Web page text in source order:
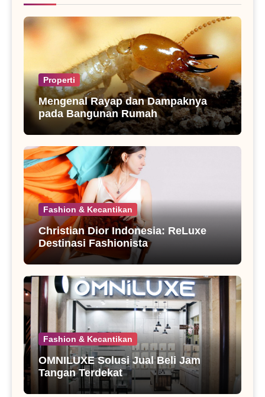
Properti
Mengenal Rayap dan Dampaknya
pada Bangunan Rumah
Fashion & Kecantikan
Christian Dior Indonesia: ReLuxe
Destinasi Fashionista
Fashion & Kecantikan
OMNILUXE Solusi Jual Beli Jam
Tangan Terdekat